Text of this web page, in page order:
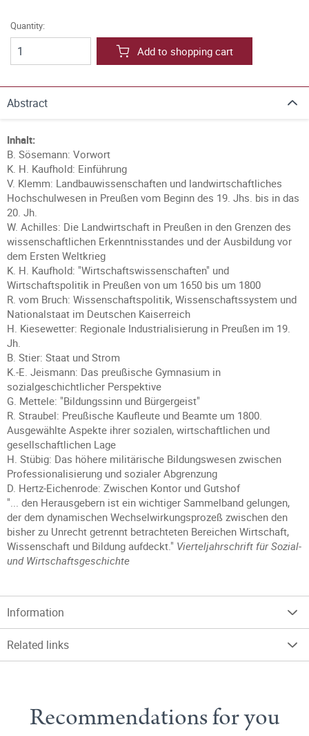
Quantity:
Add to shopping cart
Abstract
Inhalt:
B. Sösemann: Vorwort
K. H. Kaufhold: Einführung
V. Klemm: Landbauwissenschaften und landwirtschaftliches
Hochschulwesen in Preußen vom Beginn des 19. Jhs. bis in das
20. Jh.
W. Achilles: Die Landwirtschaft in Preußen in den Grenzen des
wissenschaftlichen Erkenntnisstandes und der Ausbildung vor
dem Ersten Weltkrieg
K. H. Kaufhold: "Wirtschaftswissenschaften" und
Wirtschaftspolitik in Preußen von um 1650 bis um 1800
R. vom Bruch: Wissenschaftspolitik, Wissenschaftssystem und
Nationalstaat im Deutschen Kaiserreich
H. Kiesewetter: Regionale Industrialisierung in Preußen im 19.
Jh.
B. Stier: Staat und Strom
K.-E. Jeismann: Das preußische Gymnasium in
sozialgeschichtlicher Perspektive
G. Mettele: "Bildungssinn und Bürgergeist"
R. Straubel: Preußische Kaufleute und Beamte um 1800.
Ausgewählte Aspekte ihrer sozialen, wirtschaftlichen und
gesellschaftlichen Lage
H. Stübig: Das höhere militärische Bildungswesen zwischen
Professionalisierung und sozialer Abgrenzung
D. Hertz-Eichenrode: Zwischen Kontor und Gutshof
"... den Herausgebern ist ein wichtiger Sammelband gelungen,
der dem dynamischen Wechselwirkungsprozeß zwischen den
bisher zu Unrecht getrennt betrachteten Bereichen Wirtschaft,
Wissenschaft und Bildung aufdeckt." Vierteljahrschrift für Sozial-
und Wirtschaftsgeschichte
Information
Related links
Recommendations for you